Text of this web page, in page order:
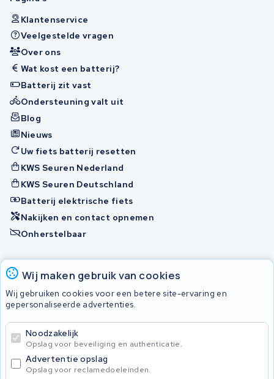
Wij maken gebruik van cookies
Wij gebruiken cookies voor een betere site-ervaring en
gepersonaliseerde advertenties.
Noodzakelijk
Opslag voor beveiliging en authenticatie.
Advertentie opslag
Opslag voor reclamedoeleinden.
Klantenservice
Veelgestelde vragen
Over ons
Wat kost een batterij?
Batterij zit vast
Ondersteuning valt uit
Blog
Nieuws
Uw fiets batterij resetten
KWS Seuren Nederland
KWS Seuren Deutschland
Batterij elektrische fiets
Nakijken en contact opnemen
Onherstelbaar
Accu's
Privacy Policy